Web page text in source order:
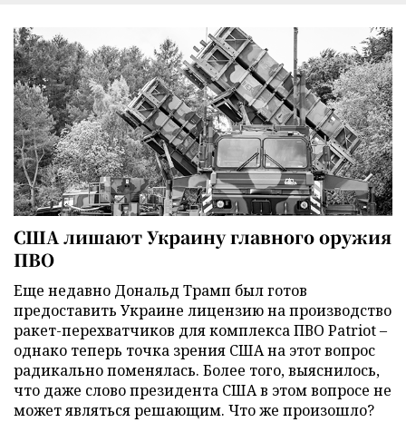
США лишают Украину главного оружия
ПВО
Еще недавно Дональд Трамп был готов
предоставить Украине лицензию на производство
ракет-перехватчиков для комплекса ПВО Patriot –
однако теперь точка зрения США на этот вопрос
радикально поменялась. Более того, выяснилось,
что даже слово президента США в этом вопросе не
может являться решающим. Что же произошло?